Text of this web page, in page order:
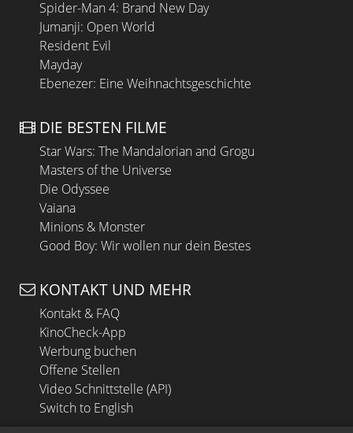
Spider-Man 4: Brand New Day
Jumanji: Open World
Resident Evil
Mayday
Ebenezer: Eine Weihnachtsgeschichte
DIE BESTEN FILME
Star Wars: The Mandalorian and Grogu
Masters of the Universe
Die Odyssee
Vaiana
Minions & Monster
Good Boy: Wir wollen nur dein Bestes
KONTAKT UND MEHR
Kontakt & FAQ
KinoCheck-App
Werbung buchen
Offene Stellen
Video Schnittstelle (API)
Switch to English